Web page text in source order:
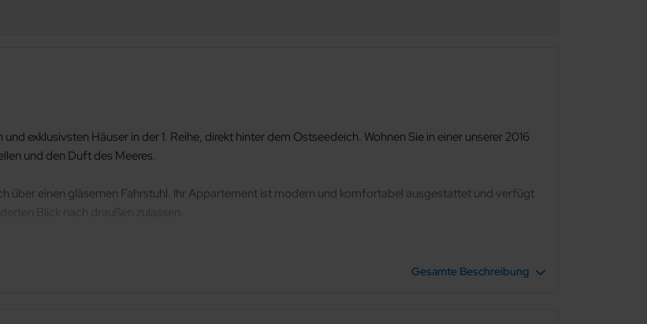
exklusivsten Häuser in der 1. Reihe, direkt hinter dem Ostseedeich. Wohnen Sie in einer unserer 2016
und den Duft des Meeres.
über einen gläsernen Fahrstuhl. Ihr Appartement ist modern und komfortabel ausgestattet und verfügt
Blick nach draußen zulassen.
Gesamte Beschreibung